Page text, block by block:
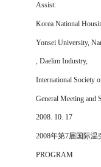
Assist:
Korea National
Yonsei University,
, Daelim Industry,
International Society
General Meeting and
2008. 10. 17
2008年第7届国际
PROGRAM